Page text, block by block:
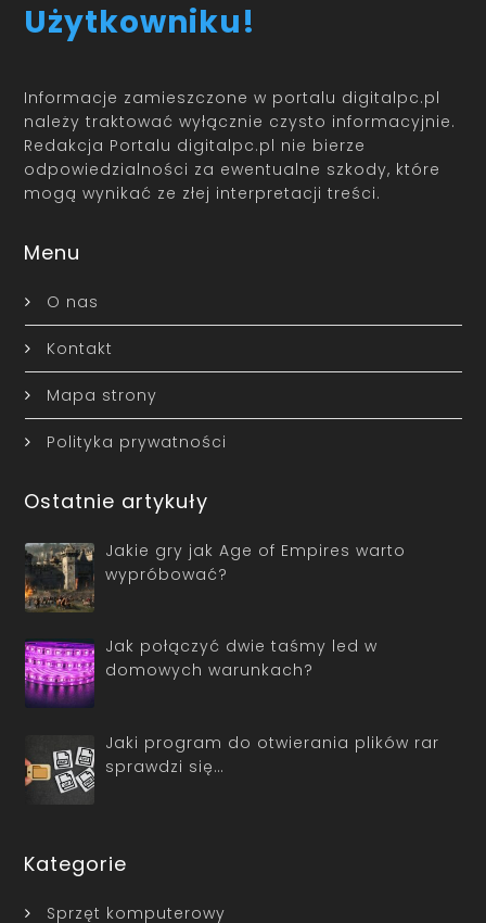
Użytkowniku!
Informacje zamieszczone w portalu digitalpc.pl
należy traktować wyłącznie czysto informacyjnie.
Redakcja Portalu digitalpc.pl nie bierze
odpowiedzialności za ewentualne szkody, które
mogą wynikać ze złej interpretacji treści.
Menu
O nas
Kontakt
Mapa strony
Polityka prywatności
Ostatnie artykuły
Jakie gry jak Age of Empires warto
wypróbować?
Jak połączyć dwie taśmy led w
domowych warunkach?
Jaki program do otwierania plików rar
sprawdzi się…
Kategorie
Sprzęt komputerowy